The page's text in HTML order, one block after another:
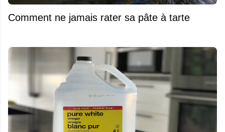
Comment ne jamais rater sa pâte à tarte